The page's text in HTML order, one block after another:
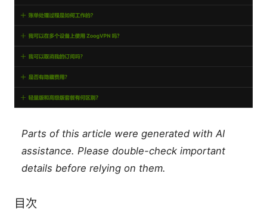
Parts of this article were generated with AI
assistance. Please double-check important
details before relying on them.
目次